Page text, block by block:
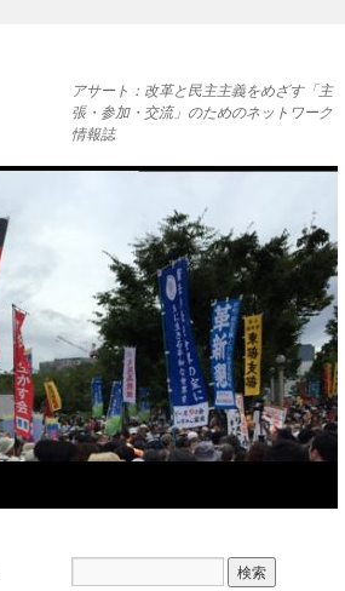
アサート：改革と民主主義をめざす「主
張・参加・交流」のためのネットワーク
情報誌